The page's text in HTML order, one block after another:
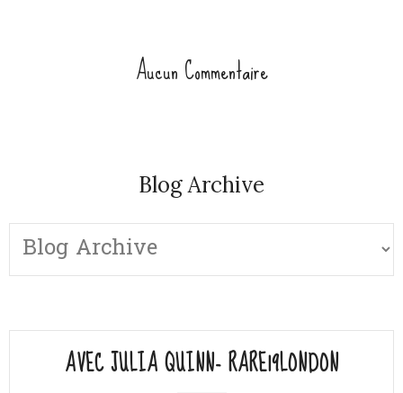
Aucun Commentaire
Blog Archive
AVEC JULIA QUINN- RARE19LONDON